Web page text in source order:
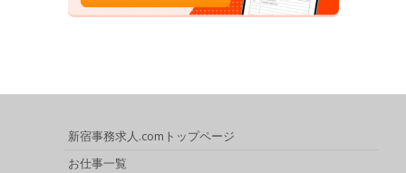
新宿事務求人.comトップページ
お仕事一覧